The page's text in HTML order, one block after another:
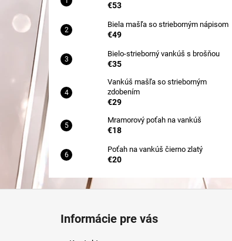
€53
Biela mašľa so strieborným nápisom
€49
Bielo-strieborný vankúš s brošňou
€35
Vankúš mašľa so strieborným
zdobením
€29
Mramorový poťah na vankúš
€18
Poťah na vankúš čierno zlatý
€20
Informácie pre vás